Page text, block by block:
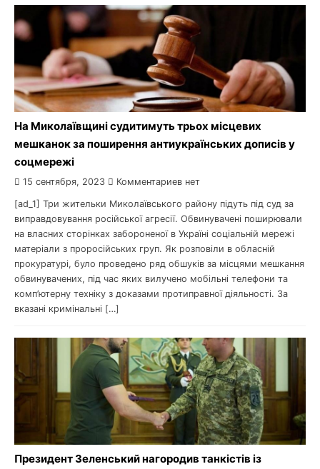
На Миколаївщині судитимуть трьох місцевих
мешканок за поширення антиукраїнських дописів у
соцмережі
15 сентября, 2023 Комментариев нет
[ad_1] Три жительки Миколаївського району підуть під суд за
виправдовування російської агресії. Обвинувачені поширювали
на власних сторінках забороненої в Україні соціальній мережі
матеріали з проросійських груп. Як розповіли в обласній
прокуратурі, було проведено ряд обшуків за місцями мешкання
обвинувачених, під час яких вилучено мобільні телефони та
комп’ютерну техніку з доказами протиправної діяльності. За
вказані кримінальні […]
Президент Зеленський нагородив танкістів із